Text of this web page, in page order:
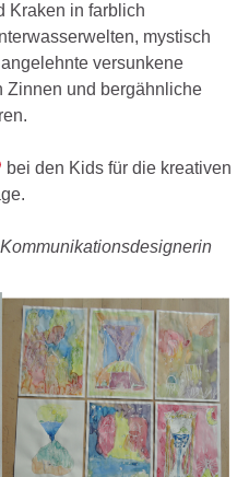
Kraken in farblich
mystisch
versunkene
Zinnen und bergähnliche
bei den Kids für die kreativen